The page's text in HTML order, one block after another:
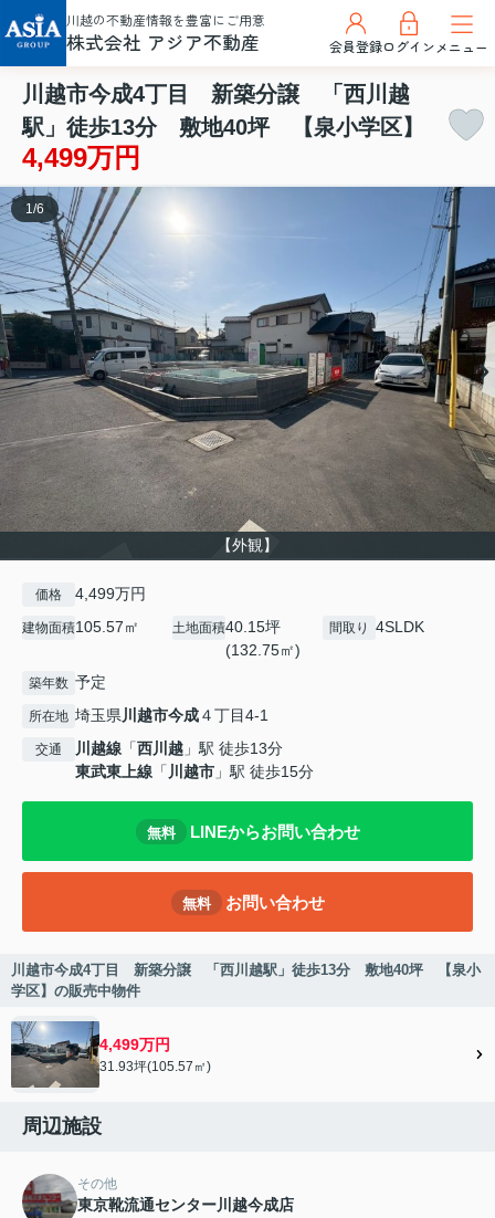
川越の不動産情報を豊富にご用意
株式会社 アジア不動産 会員登録ログインメニュー
川越市今成4丁目 新築分譲 「西川越
駅」徒歩13分 敷地40坪 【泉小学区】
4,499万円
【外観】
1/6
価格 4,499万円
建物面積105.57㎡ 土地面積40.15坪
(132.75㎡)
間取り 4SLDK
築年数 予定
所在地 埼玉県川越市今成４丁目4-1
交通 川越線 「西川越 」駅 徒歩13分
東武東上線 「 川越市 」駅 徒歩15分
無料 LINEからお問い合わせ
無料 お問い合わせ
川越市今成4丁目 新築分譲 「西川越駅」徒歩13分 敷地40坪 【泉小
学区】の販売中物件
4,499万円
31.93坪(105.57㎡)
周辺施設
その他
東京靴流通センター川越今成店